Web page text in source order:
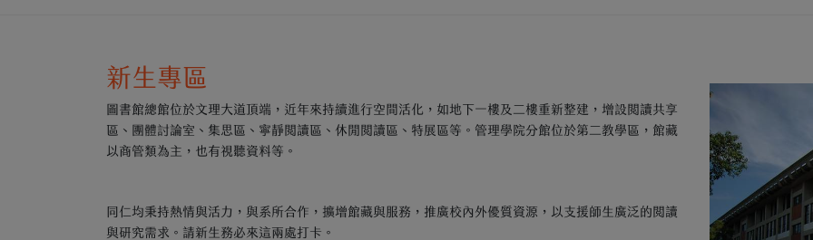
新生專區
圖書館總館位於文理大道頂端，近年來持續進行空間活化，如地下一樓及二樓重新整建，增設閱讀共享
區、團體討論室、集思區、寧靜閱讀區、休閒閱讀區、特展區等。管理學院分館位於第二教學區，館藏
以商管類為主，也有視聽資料等。
同仁均秉持熱情與活力，與系所合作，擴增館藏與服務，推廣校內外優質資源，以支援師生廣泛的閱讀
與研究需求。請新生務必來這兩處打卡。